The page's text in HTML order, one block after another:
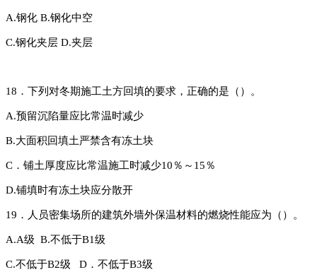
A.钢化 B.钢化中空
C.钢化夹层 D.夹层
18．下列对冬期施工土方回填的要求，正确的是（）。
A.预留沉陷量应比常温时减少
B.大面积回填土严禁含有冻土块
C．铺土厚度应比常温施工时减少10％～15％
D.铺填时有冻土块应分散开
19．人员密集场所的建筑外墙外保温材料的燃烧性能应为（）。
A.A级 B.不低于B1级
C.不低于B2级 D．不低于B3级